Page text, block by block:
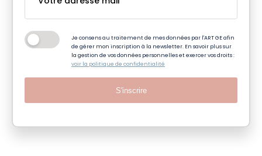
Je consens au traitement de mes données par l'ART GE afin
de gérer mon inscription à la newsletter. En savoir plus sur
la gestion de vos données personnelles et exercer vos droits :
voir la politique de confidentialité
S'inscrire